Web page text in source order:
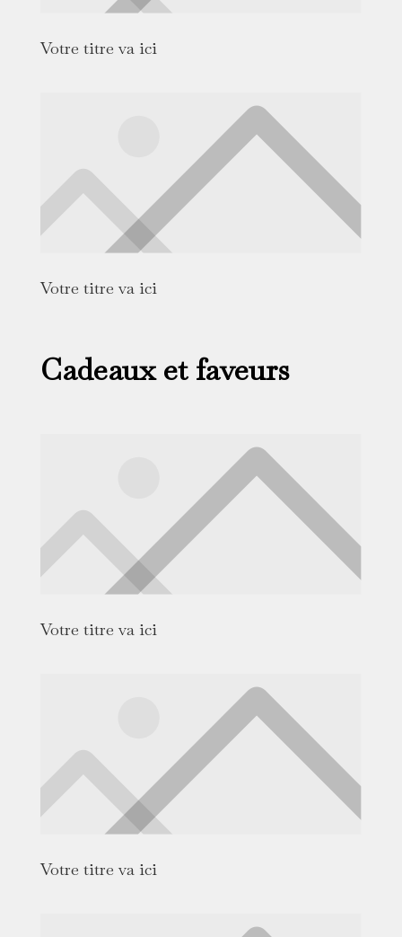
Votre titre va ici
Votre titre va ici
Cadeaux et faveurs
Votre titre va ici
Votre titre va ici